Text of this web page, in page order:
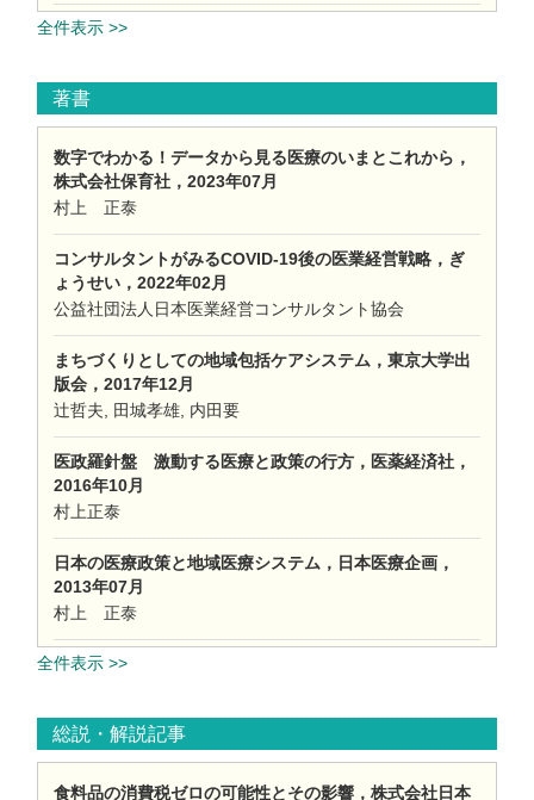
全件表示 >>
著書
数字でわかる！データから見る医療のいまとこれから，
株式会社保育社，2023年07月
村上 正泰
コンサルタントがみるCOVID-19後の医業経営戦略，ぎ
ょうせい，2022年02月
公益社団法人日本医業経営コンサルタント協会
まちづくりとしての地域包括ケアシステム，東京大学出
版会，2017年12月
辻哲夫, 田城孝雄, 内田要
医政羅針盤 激動する医療と政策の行方，医薬経済社，
2016年10月
村上正泰
日本の医療政策と地域医療システム，日本医療企画，
2013年07月
村上 正泰
全件表示 >>
総説・解説記事
食料品の消費税ゼロの可能性とその影響，株式会社日本